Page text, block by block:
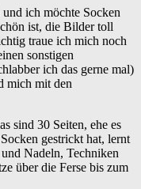
ich möchte Socken
ist, die Bilder toll
traue ich mich noch
sonstigen
ich das gerne mal)
mich mit den
sind 30 Seiten, ehe es
gestrickt hat, lernt
Nadeln, Techniken
über die Ferse bis zum